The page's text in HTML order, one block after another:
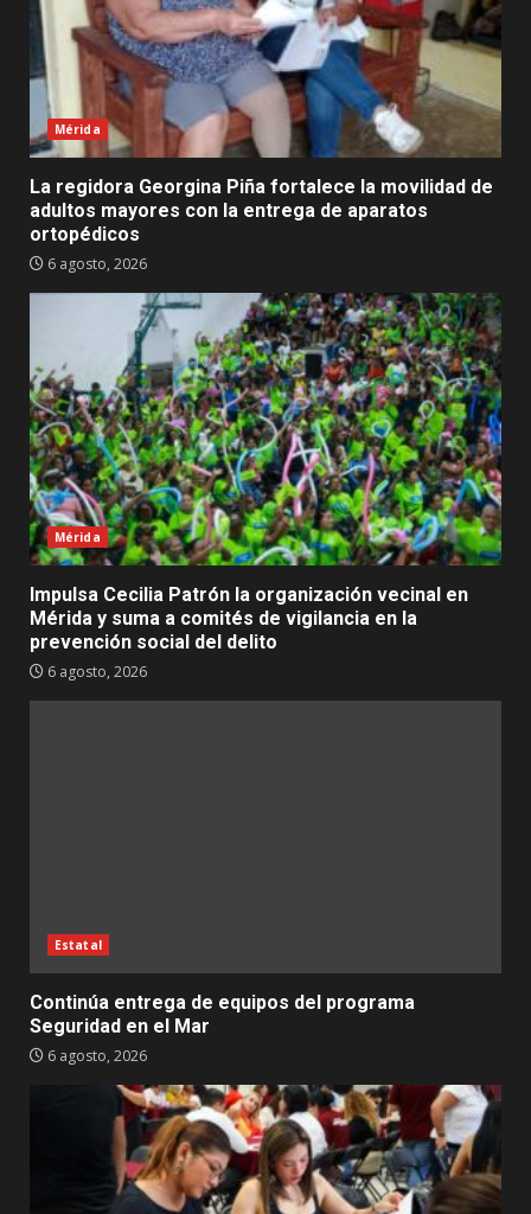
Mérida
La regidora Georgina Piña fortalece la movilidad de
adultos mayores con la entrega de aparatos
ortopédicos
6 agosto, 2026
Mérida
Impulsa Cecilia Patrón la organización vecinal en
Mérida y suma a comités de vigilancia en la
prevención social del delito
6 agosto, 2026
Estatal
Continúa entrega de equipos del programa
Seguridad en el Mar
6 agosto, 2026